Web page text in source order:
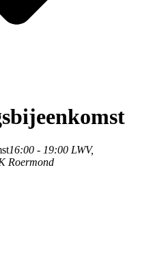
16:00 - 19:00 LWV,
Roermond